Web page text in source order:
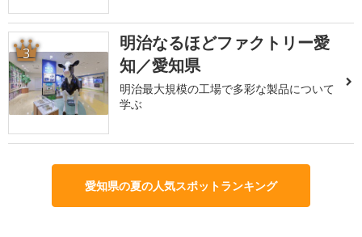
3
明治なるほどファクトリー愛
知／愛知県
明治最大規模の工場で多彩な製品について
学ぶ
愛知県の夏の人気スポットランキング